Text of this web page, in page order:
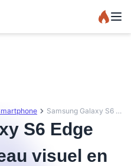
Samsung Galaxy S6 Edge Plus : un nouveau visuel en fuite
S6 Edge
visuel en